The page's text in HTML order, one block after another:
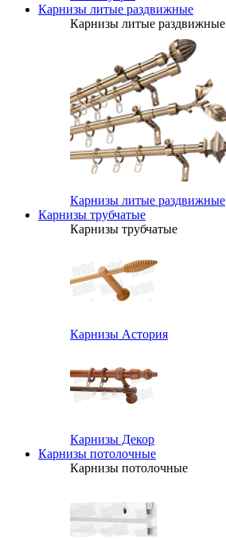
Карнизы литые раздвижные
Карнизы литые раздвижные
Карнизы литые раздвижные
Карнизы трубчатые
Карнизы трубчатые
Карнизы Астория
Карнизы Декор
Карнизы потолочные
Карнизы потолочные